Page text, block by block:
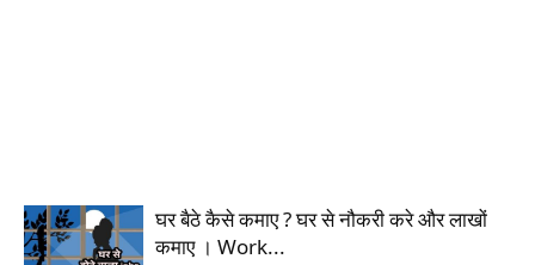
घर बैठे कैसे कमाए ? घर से नौकरी करे और लाखों
कमाए । Work...